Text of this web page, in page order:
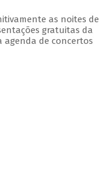
as noites de
gratuitas da
de concertos